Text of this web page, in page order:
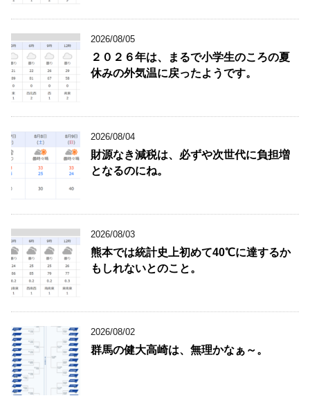
2026/08/05
２０２６年は、まるで小学生のころの夏
休みの外気温に戻ったようです。
2026/08/04
財源なき減税は、必ずや次世代に負担増
となるのにね。
2026/08/03
熊本では統計史上初めて40℃に達するか
もしれないとのこと。
2026/08/02
群馬の健大高崎は、無理かなぁ～。